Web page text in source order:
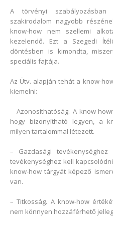
A törvényi
szakirodalom nagyobb
know-how nem szellemi
kezelendő. Ezt a Szegedi
döntésben is kimondta,
speciális fajtája.
Az Ütv. alapján tehát a know-
kiemelni:
– Azonosíthatóság. A know-
hogy bizonyítható legyen, a
milyen tartalommal létezett.
– Gazdasági tevékenységhez
tevékenységhez kell
know-how tárgyát képező
van.
– Titkosság. A know-how
nem könnyen hozzáférhető